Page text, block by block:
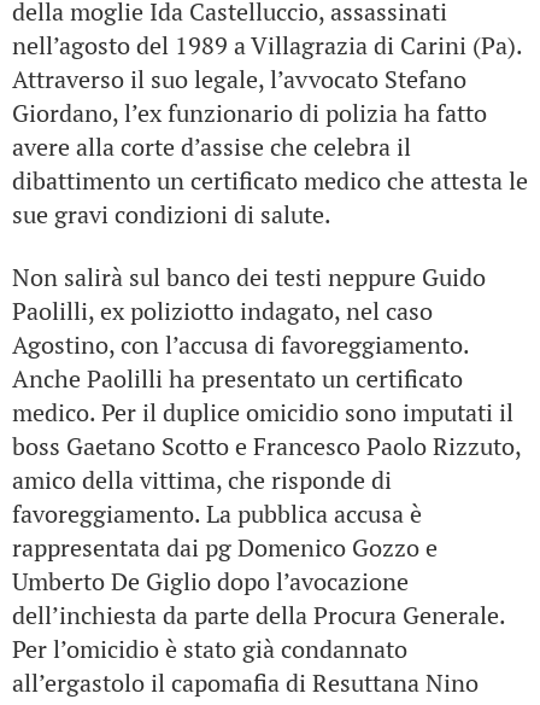
della moglie Ida Castelluccio, assassinati
nell’agosto del 1989 a Villagrazia di Carini (Pa).
Attraverso il suo legale, l’avvocato Stefano
Giordano, l’ex funzionario di polizia ha fatto
avere alla corte d’assise che celebra il
dibattimento un certificato medico che attesta le
sue gravi condizioni di salute.
Non salirà sul banco dei testi neppure Guido
Paolilli, ex poliziotto indagato, nel caso
Agostino, con l’accusa di favoreggiamento.
Anche Paolilli ha presentato un certificato
medico. Per il duplice omicidio sono imputati il
boss Gaetano Scotto e Francesco Paolo Rizzuto,
amico della vittima, che risponde di
favoreggiamento. La pubblica accusa è
rappresentata dai pg Domenico Gozzo e
Umberto De Giglio dopo l’avocazione
dell’inchiesta da parte della Procura Generale.
Per l’omicidio è stato già condannato
all’ergastolo il capomafia di Resuttana Nino